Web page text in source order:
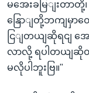
မအေးခမြျးတာ
နြောျတို့ဘကျမှာ
ငြျတယျဆိုရငျ အ
လာလို့ ရပါတယျဆိုတ
မလိုပါဘူးဗြ။"